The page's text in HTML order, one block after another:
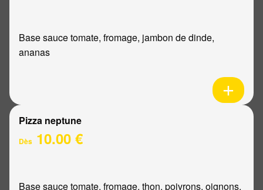
Base sauce tomate, fromage, jambon de dinde,
ananas
Pizza neptune
Dès 10.00 €
Base sauce tomate, fromage, thon, poivrons, oignons,